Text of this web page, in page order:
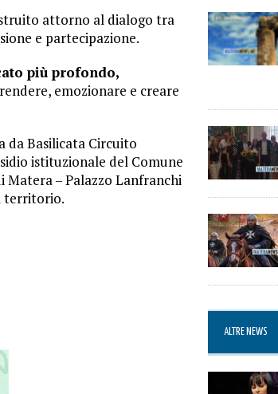
attorno al dialogo tra
e partecipazione.
più profondo,
emozionare e creare
da Basilicata Circuito
istituzionale del Comune
Matera – Palazzo Lanfranchi
territorio.
ALTRE NEWS